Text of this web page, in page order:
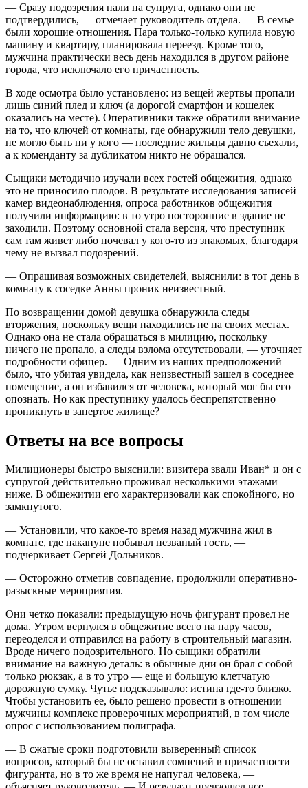
— Сразу подозрения пали на супруга, однако они не
подтвердились, — отмечает руководитель отдела. — В семье
были хорошие отношения. Пара только-только купила новую
машину и квартиру, планировала переезд. Кроме того,
мужчина практически весь день находился в другом районе
города, что исключало его причастность.
В ходе осмотра было установлено: из вещей жертвы пропали
лишь синий плед и ключ (а дорогой смартфон и кошелек
оказались на месте). Оперативники также обратили внимание
на то, что ключей от комнаты, где обнаружили тело девушки,
не могло быть ни у кого — последние жильцы давно съехали,
а к коменданту за дубликатом никто не обращался.
Сыщики методично изучали всех гостей общежития, однако
это не приносило плодов. В результате исследования записей
камер видеонаблюдения, опроса работников общежития
получили информацию: в то утро посторонние в здание не
заходили. Поэтому основной стала версия, что преступник
сам там живет либо ночевал у кого-то из знакомых, благодаря
чему не вызвал подозрений.
— Опрашивая возможных свидетелей, выяснили: в тот день в
комнату к соседке Анны проник неизвестный.
По возвращении домой девушка обнаружила следы
вторжения, поскольку вещи находились не на своих местах.
Однако она не стала обращаться в милицию, поскольку
ничего не пропало, а следы взлома отсутствовали, — уточняет
подробности офицер. — Одним из наших предположений
было, что убитая увидела, как неизвестный зашел в соседнее
помещение, а он избавился от человека, который мог бы его
опознать. Но как преступнику удалось беспрепятственно
проникнуть в запертое жилище?
Ответы на все вопросы
Милиционеры быстро выяснили: визитера звали Иван* и он с
супругой действительно проживал несколькими этажами
ниже. В общежитии его характеризовали как спокойного, но
замкнутого.
— Установили, что какое-то время назад мужчина жил в
комнате, где накануне побывал незваный гость, —
подчеркивает Сергей Дольников.
— Осторожно отметив совпадение, продолжили оперативно-
разыскные мероприятия.
Они четко показали: предыдущую ночь фигурант провел не
дома. Утром вернулся в общежитие всего на пару часов,
переоделся и отправился на работу в строительный магазин.
Вроде ничего подозрительного. Но сыщики обратили
внимание на важную деталь: в обычные дни он брал с собой
только рюкзак, а в то утро — еще и большую клетчатую
дорожную сумку. Чутье подсказывало: истина где-то близко.
Чтобы установить ее, было решено провести в отношении
мужчины комплекс проверочных мероприятий, в том числе
опрос с использованием полиграфа.
— В сжатые сроки подготовили выверенный список
вопросов, который бы не оставил сомнений в причастности
фигуранта, но в то же время не напугал человека, —